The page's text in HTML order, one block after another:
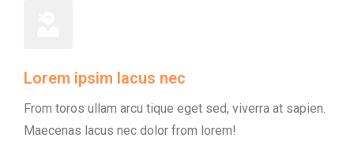
Lorem ipsim lacus nec
From toros ullam arcu tique eget sed, viverra at sapien.
Maecenas lacus nec dolor from lorem!